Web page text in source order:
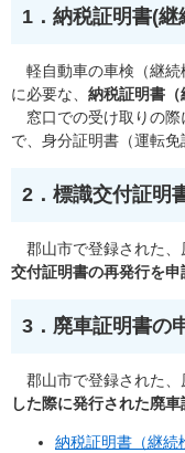
1．納税証明書(
軽自動車の車検（継続
に必要な、 納税証明書
窓口での受け取りの際
で、身分証明書（運転免
2．標識交付証明
郡山市で登録された、
交付証明書の再発行を申
3．廃車証明書の
郡山市で登録された、
した際に発行された廃
納税証明書（継続